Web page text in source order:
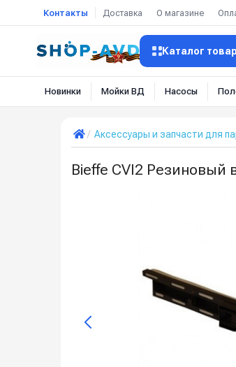
Контакты Доставка О магазине
Каталог
Новинки Мойки ВД Насосы
Аксессуары и запчасти для
Bieffe CVI2 Резиновый